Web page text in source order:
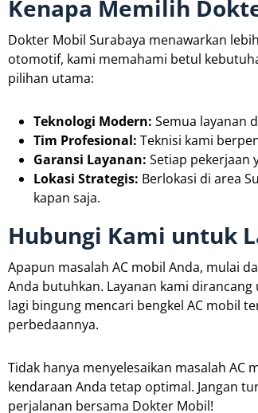
Kenapa Memilih
Dokter Mobil Surabaya menawarkan
otomotif, kami memahami betul
pilihan utama:
Teknologi Modern: Semua layanan
Tim Profesional: Teknisi kami
Garansi Layanan: Setiap pekerjaan
Lokasi Strategis: Berlokasi di area
kapan saja.
Hubungi Kami untuk
Apapun masalah AC mobil Anda, mulai
Anda butuhkan. Layanan kami
lagi bingung mencari bengkel AC mobil
perbedaannya.
Tidak hanya menyelesaikan masalah
kendaraan Anda tetap optimal. Jangan
perjalanan bersama Dokter Mobil!